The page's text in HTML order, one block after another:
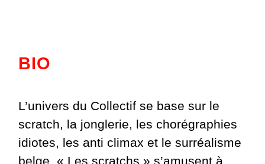
BIO
L’univers du Collectif se base sur le
scratch, la jonglerie, les chorégraphies
idiotes, les anti climax et le surréalisme
belge. « Les scratchs » s’amusent à